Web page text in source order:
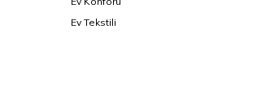
Ev Tekstili